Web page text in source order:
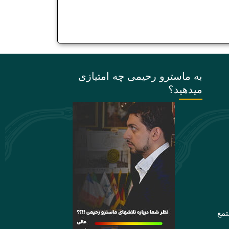
به ماسترو رحیمی چه امتیازی
میدهید؟